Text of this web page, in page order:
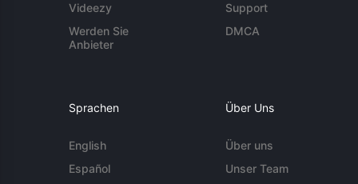
Videezy
Werden Sie
Anbieter
Support
DMCA
Sprachen
English
Español
Über Uns
Über uns
Unser Team